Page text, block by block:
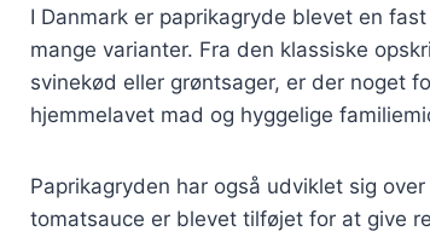
I Danmark er paprikagryde blevet en
mange varianter. Fra den klassiske
svinekød eller grøntsager, er der noget
hjemmelavet mad og hyggelige
Paprikagryden har også udviklet sig
tomatsauce er blevet tilføjet for at give